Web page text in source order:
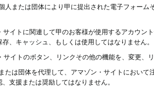
人または団体により甲に提出された電子フォー
サイトに関連して甲のお客様が使用するアカウン
、キャッシュ、もしくは使用してはなりません。
サイトのボタン、リンクその他の機能を、変更、
たは団体を代理して、アマゾン・サイトにおい
支援または奨励してはなりません。